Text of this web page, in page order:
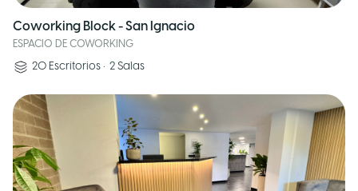
Coworking Block - San Ignacio
ESPACIO DE COWORKING
20 Escritorios • 2 Salas